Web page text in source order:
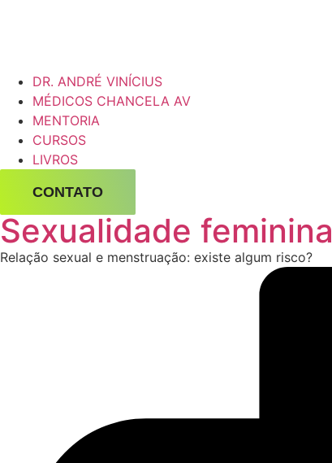
DR. ANDRÉ VINÍCIUS
MÉDICOS CHANCELA AV
MENTORIA
CURSOS
LIVROS
CONTATO
Sexualidade feminina
Relação sexual e menstruação: existe algum risco?